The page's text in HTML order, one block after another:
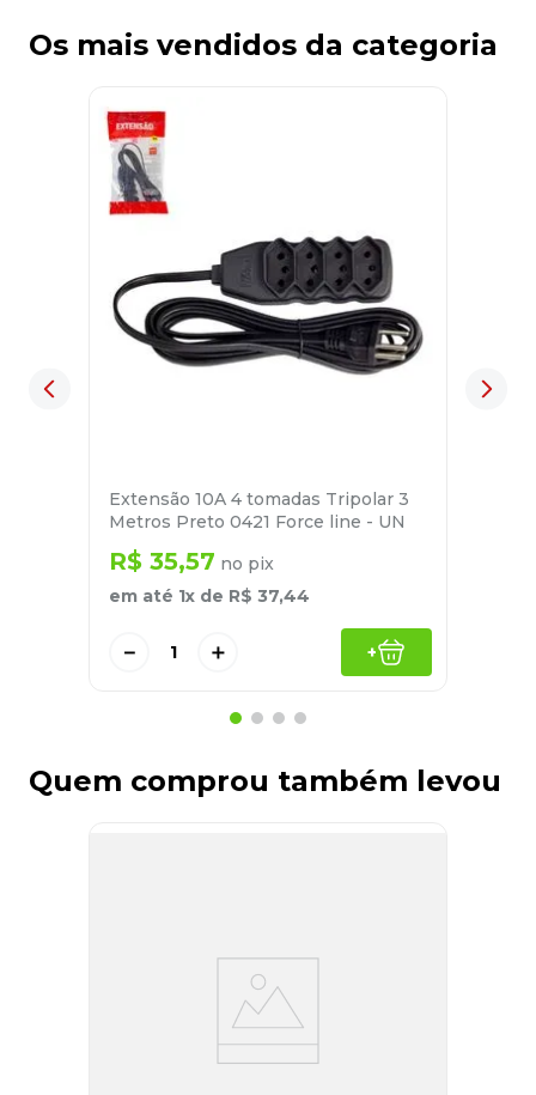
Os mais vendidos da categoria
Extensão 10A 4 tomadas Tripolar 3
Metros Preto 0421 Force line - UN
R$ 35,57 no pix
em até 1x de R$ 37,44
＋
－ +
Quem comprou também levou